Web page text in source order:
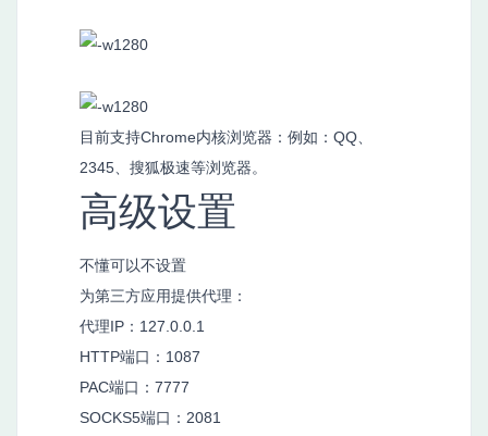
目前支持Chrome内核浏览器：例如：QQ、
2345、搜狐极速等浏览器。
高级设置
不懂可以不设置
为第三方应用提供代理：
代理IP：127.0.0.1
HTTP端口：1087
PAC端口：7777
SOCKS5端口：2081